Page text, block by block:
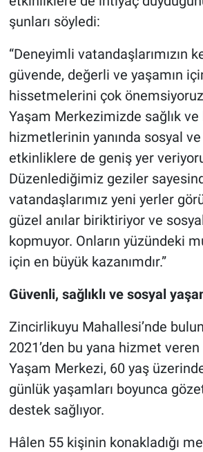
şunları söyledi:
“Deneyimli vatandaşlarımızın
güvende, değerli ve yaşamın
hissetmelerini çok
Yaşam Merkezimizde sağlık ve
hizmetlerinin yanında sosyal
etkinliklere de geniş yer
Düzenlediğimiz geziler
vatandaşlarımız yeni yerler
güzel anılar biriktiriyor ve
kopmuyor. Onların yüzündeki
için en büyük kazanımdır.”
Güvenli, sağlıklı ve sosyal
Zincirlikuyu Mahallesi’nde
2021’den bu yana hizmet
Yaşam Merkezi, 60 yaş
günlük yaşamları boyunca
destek sağlıyor.
Hâlen 55 kişinin konakladığı